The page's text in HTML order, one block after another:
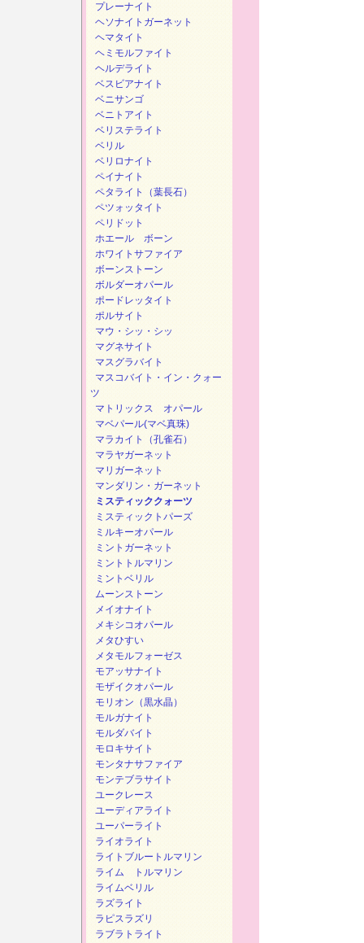
プレーナイト
ヘソナイトガーネット
ヘマタイト
ヘミモルファイト
ヘルデライト
ベスビアナイト
ベニサンゴ
ベニトアイト
ベリステライト
ベリル
ベリロナイト
ペイナイト
ペタライト（葉長石）
ペツォッタイト
ペリドット
ホエール ボーン
ホワイトサファイア
ボーンストーン
ボルダーオパール
ポードレッタイト
ポルサイト
マウ・シッ・シッ
マグネサイト
マスグラバイト
マスコバイト・イン・クォー
ツ
マトリックス オパール
マベパール(マベ真珠)
マラカイト（孔雀石）
マラヤガーネット
マリガーネット
マンダリン・ガーネット
ミスティッククォーツ
ミスティックトパーズ
ミルキーオパール
ミントガーネット
ミントトルマリン
ミントベリル
ムーンストーン
メイオナイト
メキシコオパール
メタひすい
メタモルフォーゼス
モアッサナイト
モザイクオパール
モリオン（黒水晶）
モルガナイト
モルダバイト
モロキサイト
モンタナサファイア
モンテブラサイト
ユークレース
ユーディアライト
ユーパーライト
ライオライト
ライトブルートルマリン
ライム トルマリン
ライムベリル
ラズライト
ラピスラズリ
ラブラトライト